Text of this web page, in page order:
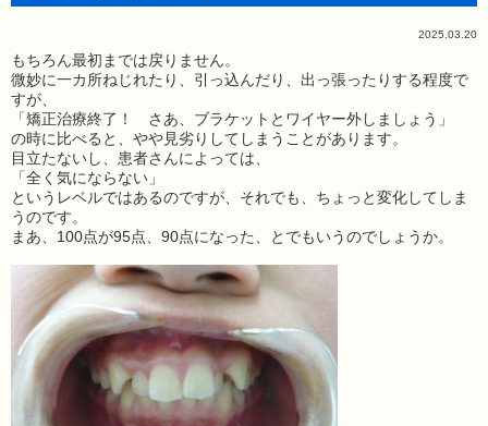
2025.03.20
もちろん最初までは戻りません。
微妙に一カ所ねじれたり、引っ込んだり、出っ張ったりする程度で
すが、
「矯正治療終了！ さあ、ブラケットとワイヤー外しましょう」
の時に比べると、やや見劣りしてしまうことがあります。
目立たないし、患者さんによっては、
「全く気にならない」
というレベルではあるのですが、それでも、ちょっと変化してしま
うのです。
まあ、100点が95点、90点になった、とでもいうのでしょうか。